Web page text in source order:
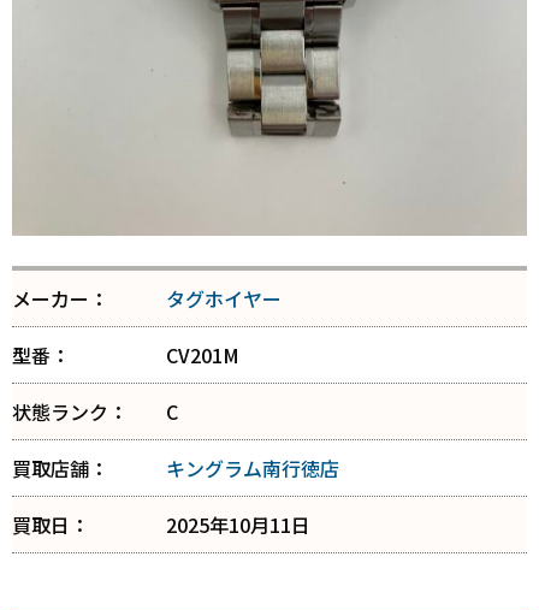
メーカー：
タグホイヤー
型番：
CV201M
状態ランク：
C
買取店舗：
キングラム南行徳店
買取日：
2025年10月11日